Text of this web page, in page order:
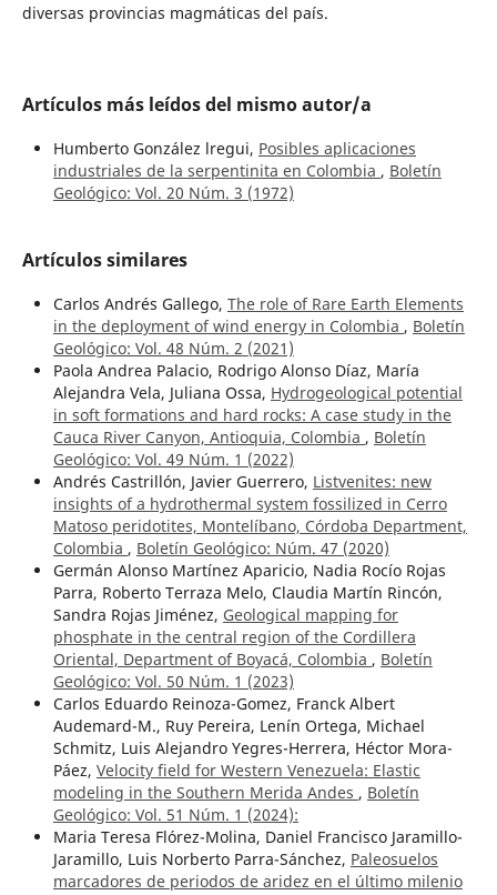
diversas provincias magmáticas del país.
Artículos más leídos del mismo autor/a
Humberto González lregui, Posibles aplicaciones
industriales de la serpentinita en Colombia , Boletín
Geológico: Vol. 20 Núm. 3 (1972)
Artículos similares
Carlos Andrés Gallego, The role of Rare Earth Elements
in the deployment of wind energy in Colombia , Boletín
Geológico: Vol. 48 Núm. 2 (2021)
Paola Andrea Palacio, Rodrigo Alonso Díaz, María
Alejandra Vela, Juliana Ossa, Hydrogeological potential
in soft formations and hard rocks: A case study in the
Cauca River Canyon, Antioquia, Colombia , Boletín
Geológico: Vol. 49 Núm. 1 (2022)
Andrés Castrillón, Javier Guerrero, Listvenites: new
insights of a hydrothermal system fossilized in Cerro
Matoso peridotites, Montelíbano, Córdoba Department,
Colombia , Boletín Geológico: Núm. 47 (2020)
Germán Alonso Martínez Aparicio, Nadia Rocío Rojas
Parra, Roberto Terraza Melo, Claudia Martín Rincón,
Sandra Rojas Jiménez, Geological mapping for
phosphate in the central region of the Cordillera
Oriental, Department of Boyacá, Colombia , Boletín
Geológico: Vol. 50 Núm. 1 (2023)
Carlos Eduardo Reinoza-Gomez, Franck Albert
Audemard-M., Ruy Pereira, Lenín Ortega, Michael
Schmitz, Luis Alejandro Yegres-Herrera, Héctor Mora-
Páez, Velocity field for Western Venezuela: Elastic
modeling in the Southern Merida Andes , Boletín
Geológico: Vol. 51 Núm. 1 (2024):
Maria Teresa Flórez-Molina, Daniel Francisco Jaramillo-
Jaramillo, Luis Norberto Parra-Sánchez, Paleosuelos
marcadores de periodos de aridez en el último milenio